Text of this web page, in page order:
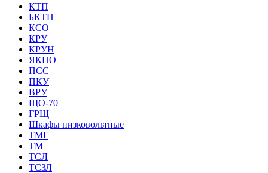
КТП
БКТП
КСО
КРУ
КРУН
ЯКНО
ПСС
ПКУ
ВРУ
ЩО-70
ГРЩ
Шкафы низковольтные
ТМГ
ТМ
ТСЛ
ТСЗЛ